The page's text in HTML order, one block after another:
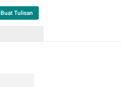
Buat Tulisan